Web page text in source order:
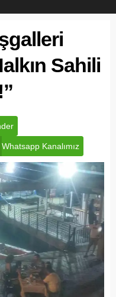
Sahili
Whatsapp Kanalımız